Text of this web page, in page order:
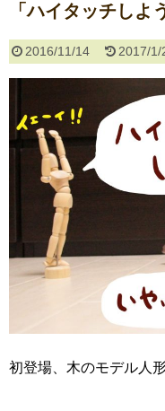
「ハイタッチしよ
2016/11/14 2017/1/
初登場、木のモデル人